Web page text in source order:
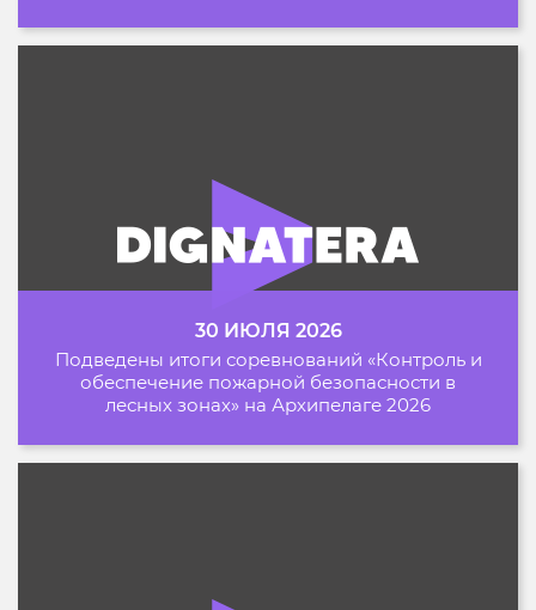
30 ИЮЛЯ 2026
Подведены итоги соревнований «Контроль и
обеспечение пожарной безопасности в
лесных зонах» на Архипелаге 2026